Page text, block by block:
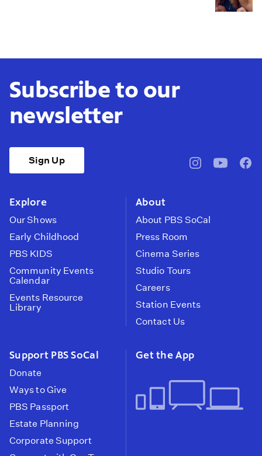
Subscribe to our
newsletter
Sign Up
pbssocal@pbssocal
Explore
Our Shows
Early Childhood
PBS KIDS
Community Events
Calendar
Events Resource
Library
About
About PBS SoCal
Press Room
Cinema Series
Studio Tours
Careers
Station Events
Contact Us
Support PBS SoCal
Donate
Ways to Give
PBS Passport
Estate Planning
Corporate Support
Get the App